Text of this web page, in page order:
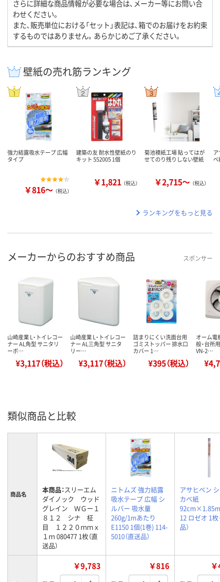
さらに詳細な商品情報が必要な場合は、メーカー等にお問い合
わせください。
また、販売単位における「セット」表記は、箱でのお届けをお約束
するものではありません。あらかじめご了承ください。
壁紙の売れ筋ランキング
強力結露吸水テープ 広幅
タイプ
￥816～ （税込）
建築の友 耐水性壁紙のり
キット 552005 1個
￥1,821 （税込）
菊池襖紙工場 貼ってはが
せてのり残りしない壁紙
￥2,715～ （税込）
ベ
ランキングをもっと見る
メーカーからのおすすめ商品 スポンサー
山崎産業 L・トイレコー
ナー AL角型 サニタリ
ーボ…
¥3,117（税込）
山崎産業 L・トイレコー
ナー AL三角型 サニタ
リー…
¥3,117（税込）
詰まりにくい洗面台用
ゴミストッパー 排水口
カバー 1…
¥395（税込）
オーム電
般・台所
VN-2…
類似商品と比較
商品名 本商品：スリーエム
ダイノック ウッド
グレイン ＷＧー１
８１２ シナ 柾
目 １２２０ｍｍｘ
１ｍ 080477 1枚（直
送品）
ニトムズ 強力結露
吸水テープ 広幅 シ
ルバー 吸水量
260g/1mあたり
E1150 1個(1巻) 114-
5010（直送品）
アサヒペン
カベ紙
12 ロゼオ 1枚
品）
￥9,783 ￥816